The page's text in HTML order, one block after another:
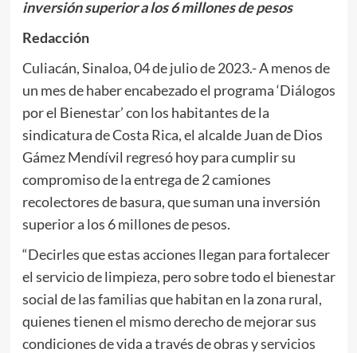
inversión superior a los 6 millones de pesos
Redacción
Culiacán, Sinaloa, 04 de julio de 2023.- A menos de
un mes de haber encabezado el programa ‘Diálogos
por el Bienestar’ con los habitantes de la
sindicatura de Costa Rica, el alcalde Juan de Dios
Gámez Mendívil regresó hoy para cumplir su
compromiso de la entrega de 2 camiones
recolectores de basura, que suman una inversión
superior a los 6 millones de pesos.
“Decirles que estas acciones llegan para fortalecer
el servicio de limpieza, pero sobre todo el bienestar
social de las familias que habitan en la zona rural,
quienes tienen el mismo derecho de mejorar sus
condiciones de vida a través de obras y servicios